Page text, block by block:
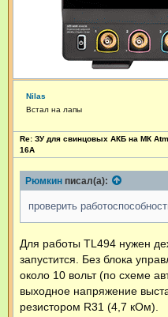
Nilas
Встал на лапы
Re: ЗУ для свинцовых АКБ на МК
16А
Рюмкин писал(а):
проверить
Для работы TL494 нужен
запустится. Без блока
около 10 вольт (по схеме
выходное напряжение
резистором R31 (4,7 кОм).